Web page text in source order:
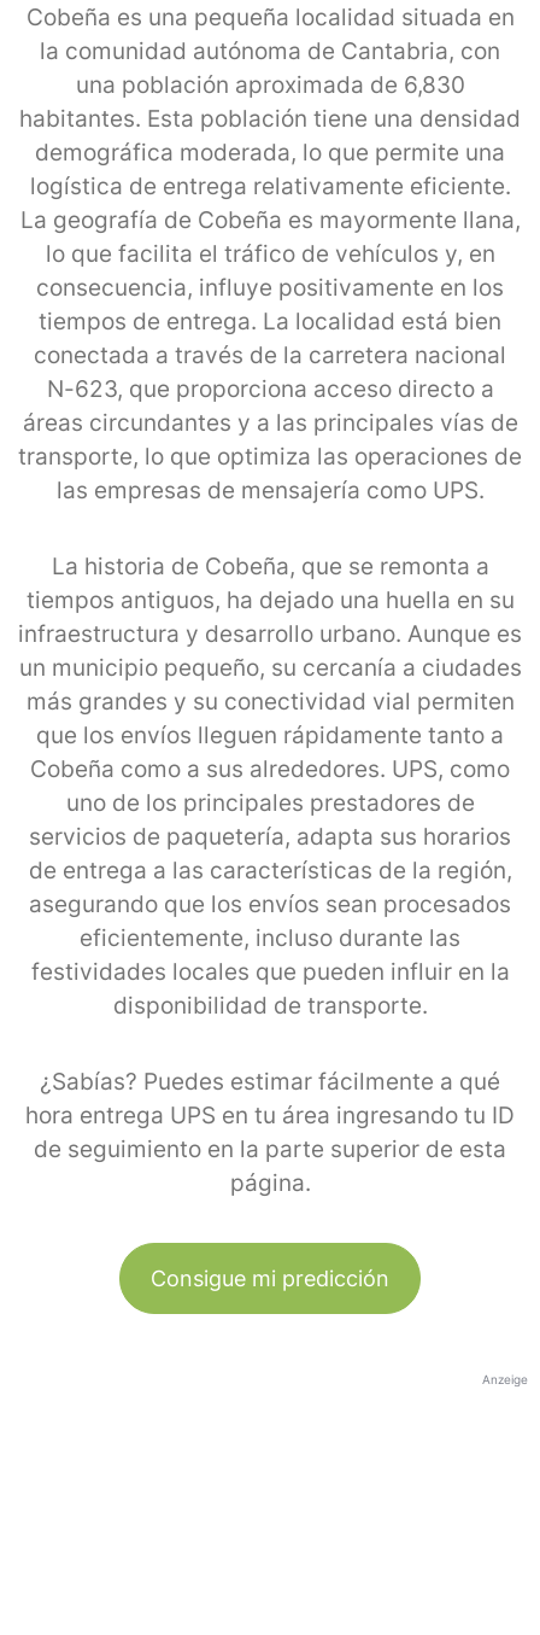
Cobeña es una pequeña localidad situada en
la comunidad autónoma de Cantabria, con
una población aproximada de 6,830
habitantes. Esta población tiene una densidad
demográfica moderada, lo que permite una
logística de entrega relativamente eficiente.
La geografía de Cobeña es mayormente llana,
lo que facilita el tráfico de vehículos y, en
consecuencia, influye positivamente en los
tiempos de entrega. La localidad está bien
conectada a través de la carretera nacional
N-623, que proporciona acceso directo a
áreas circundantes y a las principales vías de
transporte, lo que optimiza las operaciones de
las empresas de mensajería como UPS.
La historia de Cobeña, que se remonta a
tiempos antiguos, ha dejado una huella en su
infraestructura y desarrollo urbano. Aunque es
un municipio pequeño, su cercanía a ciudades
más grandes y su conectividad vial permiten
que los envíos lleguen rápidamente tanto a
Cobeña como a sus alrededores. UPS, como
uno de los principales prestadores de
servicios de paquetería, adapta sus horarios
de entrega a las características de la región,
asegurando que los envíos sean procesados
eficientemente, incluso durante las
festividades locales que pueden influir en la
disponibilidad de transporte.
¿Sabías? Puedes estimar fácilmente a qué
hora entrega UPS en tu área ingresando tu ID
de seguimiento en la parte superior de esta
página.
Consigue mi predicción
Anzeige